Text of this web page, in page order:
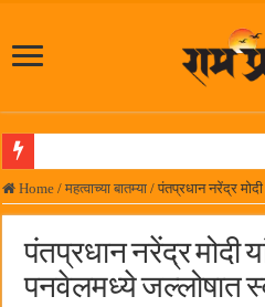
लोकनेते रामशेठ ठाकूर समाजसेवेतील हिरा -आमदार
पनवेलमध्ये ८ ऑगस्टला महारोजगार मेळावा
सर्वात मोठ्या दिवाळी अंक स्पर्धेचा निकाल जाहीर
Home / महत्वाच्या बातम्या / पंतप्रधान नरेंद्र
पंतप्रधान नरेंद्र मोदी
पनवेलमध्ये जल्लोषात